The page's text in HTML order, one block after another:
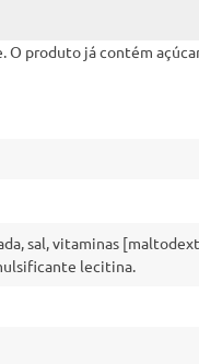
produto já contém
sal, vitaminas
lecitina.